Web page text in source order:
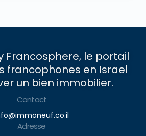
Francosphere, le portail
francophones en Israel
un bien immobilier.
Contact
Adresse